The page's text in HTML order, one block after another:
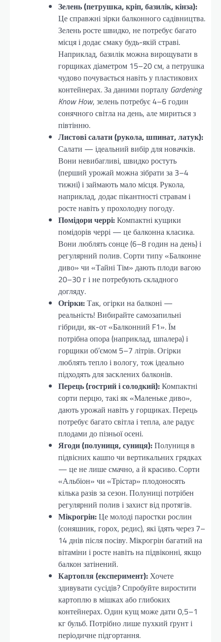
Зелень (петрушка, кріп, базилік, кінза):
Це справжні зірки балконного садівництва.
Зелень росте швидко, не потребує багато
місця і додає смаку будь-якій страві.
Наприклад, базилік можна вирощувати в
горщиках діаметром 15–20 см, а петрушка
чудово почувається навіть у пластикових
контейнерах. За даними порталу Gardening
Know How, зелень потребує 4–6 годин
сонячного світла на день, але мириться з
півтінню.
Листові салати (рукола, шпинат, латук):
Салати — ідеальний вибір для новачків.
Вони невибагливі, швидко ростуть
(перший урожай можна зібрати за 3–4
тижні) і займають мало місця. Рукола,
наприклад, додає пікантності стравам і
росте навіть у прохолодну погоду.
Помідори черрі:Компактні кущики
помідорів черрі — це балконна класика.
Вони люблять сонце (6–8 годин на день) і
регулярний полив. Сорти типу «Балконне
диво» чи «Тайні Тім» дають плоди вагою
20–30 г і не потребують складного
догляду.
Огірки:Так, огірки на балконі —
реальність! Вибирайте самозапильні
гібриди, як-от «Балконний F1». Їм
потрібна опора (наприклад, шпалера) і
горщики об’ємом 5–7 літрів. Огірки
люблять тепло і вологу, тож ідеально
підходять для засклених балконів.
Перець (гострий і солодкий):Компактні
сорти перцю, такі як «Маленьке диво»,
дають урожай навіть у горщиках. Перець
потребує багато світла і тепла, але радує
плодами до пізньої осені.
Ягоди (полуниця, суниця):Полуниця в
підвісних кашпо чи вертикальних грядках
— це не лише смачно, а й красиво. Сорти
«Альбіон» чи «Трістар» плодоносять
кілька разів за сезон. Полуниці потрібен
регулярний полив і захист від протягів.
Мікрогрін:Це молоді паростки рослин
(соняшник, горох, редис), які їдять через 7–
14 днів після посіву. Мікрогрін багатий на
вітаміни і росте навіть на підвіконні, якщо
балкон затінений.
Картопля (експеримент):Хочете
здивувати сусідів? Спробуйте виростити
картоплю в мішках або глибоких
контейнерах. Один кущ може дати 0,5–1
кг бульб. Потрібно лише пухкий ґрунт і
періодичне підгортання.